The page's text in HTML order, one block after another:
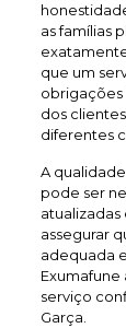
as famílias
que um
obrigações
dos
diferentes
A
pode ser
assegurar
adequada
serviço
Garça.